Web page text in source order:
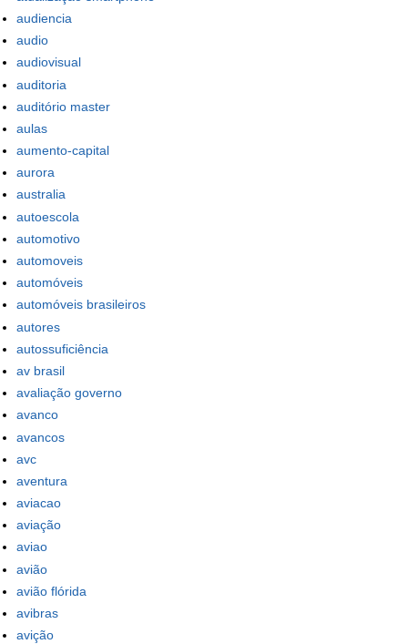
audiencia
audio
audiovisual
auditoria
auditório master
aulas
aumento-capital
aurora
australia
autoescola
automotivo
automoveis
automóveis
automóveis brasileiros
autores
autossuficiência
av brasil
avaliação governo
avanco
avancos
avc
aventura
aviacao
aviação
aviao
avião
avião flórida
avibras
avição